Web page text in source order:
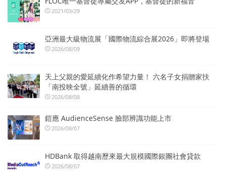
2021/03/29
亞洲最大級物流展「國際物流綜合展2026」即將登場
2026/08/09
天上父親的愛延續化作希望力量！ 六名子女捐贈家扶
「南投映全號」延續善的循環
2026/08/08
鎧應 AudienceSense 臉部辨識功能上市
2026/08/07
HDBank 取得越南歷來最大規模國際銀團社會貸款
2026/08/07